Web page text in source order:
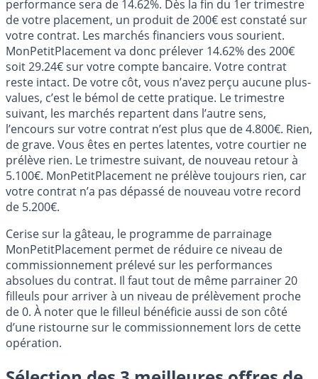
performance sera de 14.62%. Dès la fin du 1er trimestre
de votre placement, un produit de 200€ est constaté sur
votre contrat. Les marchés financiers vous sourient.
MonPetitPlacement va donc prélever 14.62% des 200€
soit 29.24€ sur votre compte bancaire. Votre contrat
reste intact. De votre côt, vous n’avez perçu aucune plus-
values, c’est le bémol de cette pratique. Le trimestre
suivant, les marchés repartent dans l’autre sens,
l’encours sur votre contrat n’est plus que de 4.800€. Rien,
de grave. Vous êtes en pertes latentes, votre courtier ne
prélève rien. Le trimestre suivant, de nouveau retour à
5.100€. MonPetitPlacement ne prélève toujours rien, car
votre contrat n’a pas dépassé de nouveau votre record
de 5.200€.
Cerise sur la gâteau, le programme de parrainage
MonPetitPlacement permet de réduire ce niveau de
commissionnement prélevé sur les performances
absolues du contrat. Il faut tout de même parrainer 20
filleuls pour arriver à un niveau de prélèvement proche
de 0. À noter que le filleul bénéficie aussi de son côté
d’une ristourne sur le commissionnement lors de cette
opération.